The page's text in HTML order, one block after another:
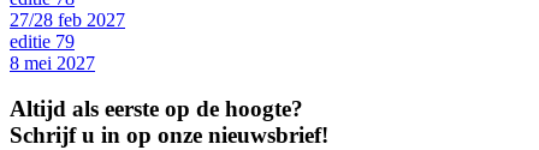
27/28 feb 2027
editie 79
8 mei 2027
Altijd als eerste op de hoogte?
Schrijf u in op onze nieuwsbrief!